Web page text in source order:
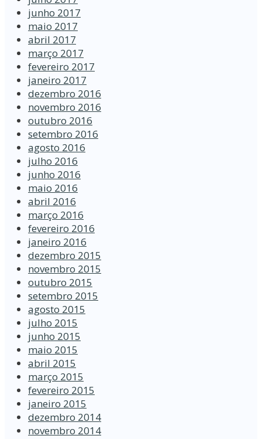
junho 2017
maio 2017
abril 2017
março 2017
fevereiro 2017
janeiro 2017
dezembro 2016
novembro 2016
outubro 2016
setembro 2016
agosto 2016
julho 2016
junho 2016
maio 2016
abril 2016
março 2016
fevereiro 2016
janeiro 2016
dezembro 2015
novembro 2015
outubro 2015
setembro 2015
agosto 2015
julho 2015
junho 2015
maio 2015
abril 2015
março 2015
fevereiro 2015
janeiro 2015
dezembro 2014
novembro 2014